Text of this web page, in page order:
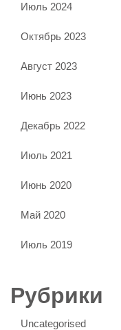
Июль 2024
Октябрь 2023
Август 2023
Июнь 2023
Декабрь 2022
Июль 2021
Июнь 2020
Май 2020
Июль 2019
Рубрики
Uncategorised